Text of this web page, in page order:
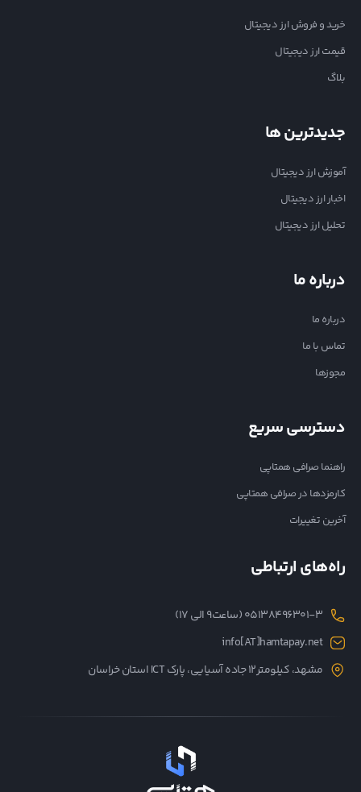
خرید و فروش ارز دیجیتال
قیمت ارز دیجیتال
بلاگ
جدیدترین ها
آموزش ارز دیجیتال
اخبار ارز دیجیتال
تحلیل ارز دیجیتال
درباره ما
درباره ما
تماس با ما
مجوزها
دسترسی سریع
راهنما صرافی همتاپی
کارمزدها در صرافی همتاپی
آخرین تغییرات
راه‌های ارتباطی
05138496301-3 (ساعت۹ الی ۱۷)
info[AT]hamtapay.net
مشهد، کیلومتر12 جاده آسیایی، پارک ICT استان خراسان